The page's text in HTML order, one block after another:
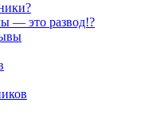
— это развод!?